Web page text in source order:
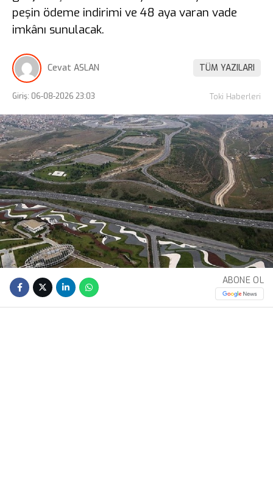
peşin ödeme indirimi ve 48 aya varan vade
imkânı sunulacak.
Cevat ASLAN TÜM YAZILARI
Giriş: 06-08-2026 23:03 Toki Haberleri
ABONE OL